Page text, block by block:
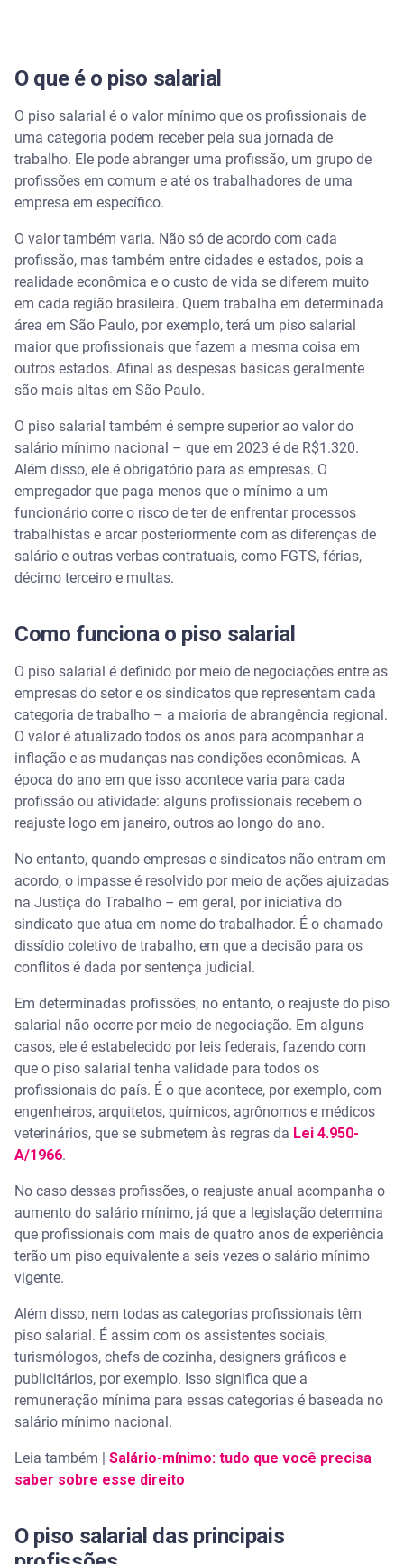
O que é o piso salarial
O piso salarial é o valor mínimo que os profissionais de
uma categoria podem receber pela sua jornada de
trabalho. Ele pode abranger uma profissão, um grupo de
profissões em comum e até os trabalhadores de uma
empresa em específico.
O valor também varia. Não só de acordo com cada
profissão, mas também entre cidades e estados, pois a
realidade econômica e o custo de vida se diferem muito
em cada região brasileira. Quem trabalha em determinada
área em São Paulo, por exemplo, terá um piso salarial
maior que profissionais que fazem a mesma coisa em
outros estados. Afinal as despesas básicas geralmente
são mais altas em São Paulo.
O piso salarial também é sempre superior ao valor do
salário mínimo nacional – que em 2023 é de R$1.320.
Além disso, ele é obrigatório para as empresas. O
empregador que paga menos que o mínimo a um
funcionário corre o risco de ter de enfrentar processos
trabalhistas e arcar posteriormente com as diferenças de
salário e outras verbas contratuais, como FGTS, férias,
décimo terceiro e multas.
Como funciona o piso salarial
O piso salarial é definido por meio de negociações entre as
empresas do setor e os sindicatos que representam cada
categoria de trabalho – a maioria de abrangência regional.
O valor é atualizado todos os anos para acompanhar a
inflação e as mudanças nas condições econômicas. A
época do ano em que isso acontece varia para cada
profissão ou atividade: alguns profissionais recebem o
reajuste logo em janeiro, outros ao longo do ano.
No entanto, quando empresas e sindicatos não entram em
acordo, o impasse é resolvido por meio de ações ajuizadas
na Justiça do Trabalho – em geral, por iniciativa do
sindicato que atua em nome do trabalhador. É o chamado
dissídio coletivo de trabalho, em que a decisão para os
conflitos é dada por sentença judicial.
Em determinadas profissões, no entanto, o reajuste do piso
salarial não ocorre por meio de negociação. Em alguns
casos, ele é estabelecido por leis federais, fazendo com
que o piso salarial tenha validade para todos os
profissionais do país. É o que acontece, por exemplo, com
engenheiros, arquitetos, químicos, agrônomos e médicos
veterinários, que se submetem às regras da Lei 4.950-
A/1966.
No caso dessas profissões, o reajuste anual acompanha o
aumento do salário mínimo, já que a legislação determina
que profissionais com mais de quatro anos de experiência
terão um piso equivalente a seis vezes o salário mínimo
vigente.
Além disso, nem todas as categorias profissionais têm
piso salarial. É assim com os assistentes sociais,
turismólogos, chefs de cozinha, designers gráficos e
publicitários, por exemplo. Isso significa que a
remuneração mínima para essas categorias é baseada no
salário mínimo nacional.
Leia também | Salário-mínimo: tudo que você precisa
saber sobre esse direito
O piso salarial das principais